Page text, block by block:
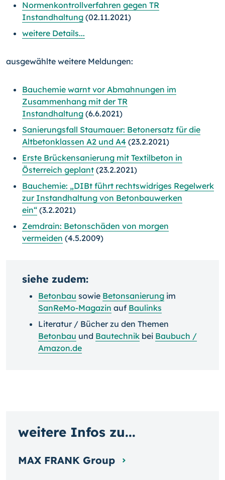
Normenkontrollverfahren gegen TR
Instandhaltung (02.11.2021)
weitere Details...
ausgewählte weitere Meldungen:
Bauchemie warnt vor Abmahnungen im
Zusammenhang mit der TR
Instandhaltung (6.6.2021)
Sanierungsfall Staumauer: Betonersatz für die
Altbetonklassen A2 und A4 (23.2.2021)
Erste Brückensanierung mit Textilbeton in
Österreich geplant (23.2.2021)
Bauchemie: „DIBt führt rechtswidriges Regelwerk
zur Instandhaltung von Betonbauwerken
ein“ (3.2.2021)
Zemdrain: Betonschäden von morgen
vermeiden (4.5.2009)
siehe zudem:
Betonbau sowie Betonsanierung im
SanReMo-Magazin auf Baulinks
Literatur / Bücher zu den Themen
Betonbau und Bautechnik bei Baubuch /
Amazon.de
weitere Infos zu...
MAX FRANK Group